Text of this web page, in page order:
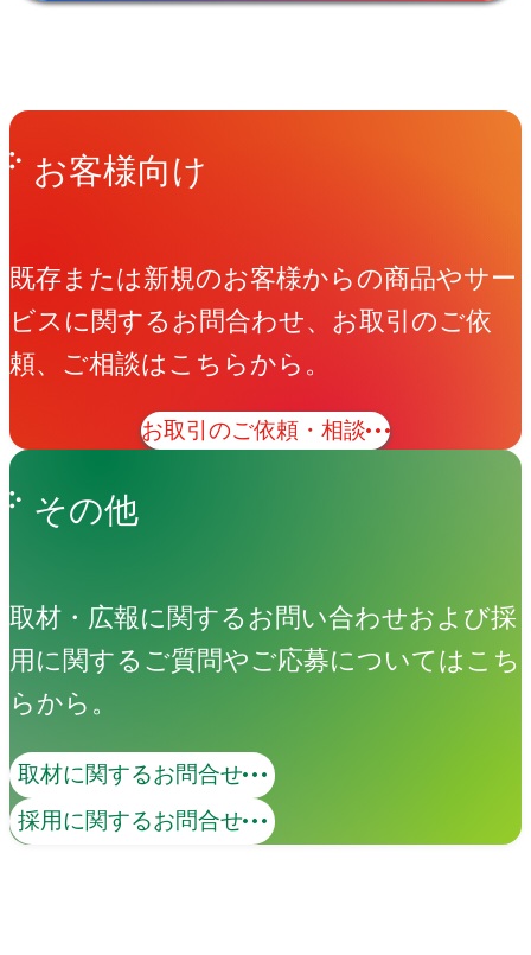
Get in Touchお問い合わせ
お客様向け
既存または新規のお客様からの商品やサー
ビスに関するお問合わせ、お取引のご依
頼、ご相談はこちらから。
お取引のご依頼・相談
その他
取材・広報に関するお問い合わせおよび採
用に関するご質問やご応募についてはこち
らから。
取材に関するお問合せ
採用に関するお問合せ
マーケティング
アマナが持つクリエイティビティ、表現
力に、データの知性を掛け合わせてブラ